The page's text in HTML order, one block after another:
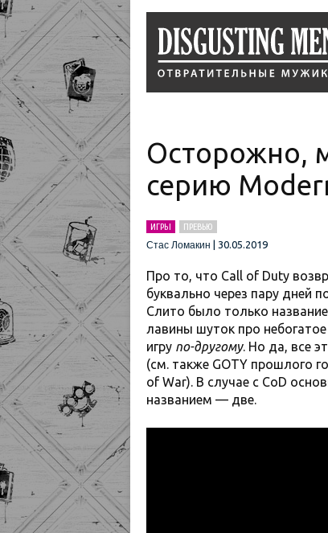
Осторожно,
серию
ИГРЫ
ПРЕВЬЮ
Стас Ломакин
30.05.2019
Про то, что Call of Duty
буквально через пару дней
Слито было только
лавины шуток про
игру по-другому. Но да, все
(см. также GOTY прошлого
of War). В случае с CoD
названием — две.